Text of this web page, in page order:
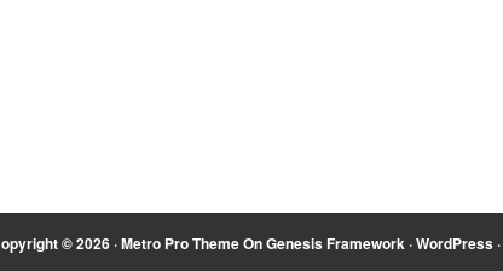
© 2026 ·Metro Pro ThemeOnGenesis Framework·WordPress·